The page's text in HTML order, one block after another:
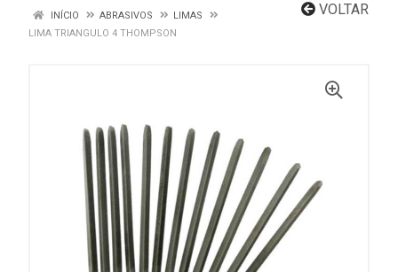
VOLTAR
INÍCIO ABRASIVOS
LIMAS
LIMA TRIANGULO 4 THOMPSON